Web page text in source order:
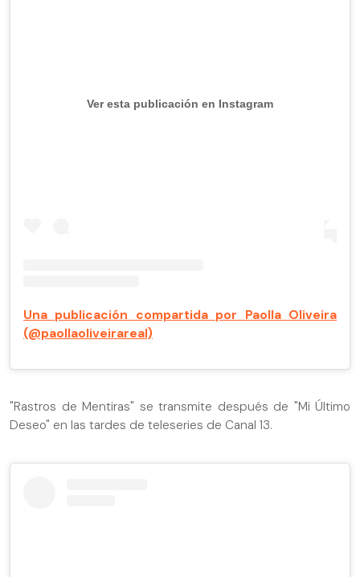
Ver esta publicación en Instagram
Una publicación compartida por Paolla Oliveira
(@paollaoliveirareal)
"Rastros de Mentiras" se transmite después de "Mi Último
Deseo" en las tardes de teleseries de Canal 13.